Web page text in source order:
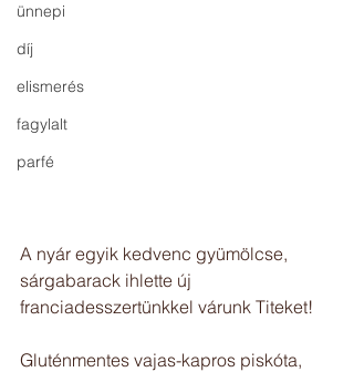
ünnepi
díj
elismerés
fagylalt
parfé
A nyár egyik kedvenc gyümölcse,
sárgabarack ihlette új
franciadesszertünkkel várunk Titeket!
Gluténmentes vajas-kapros piskóta,